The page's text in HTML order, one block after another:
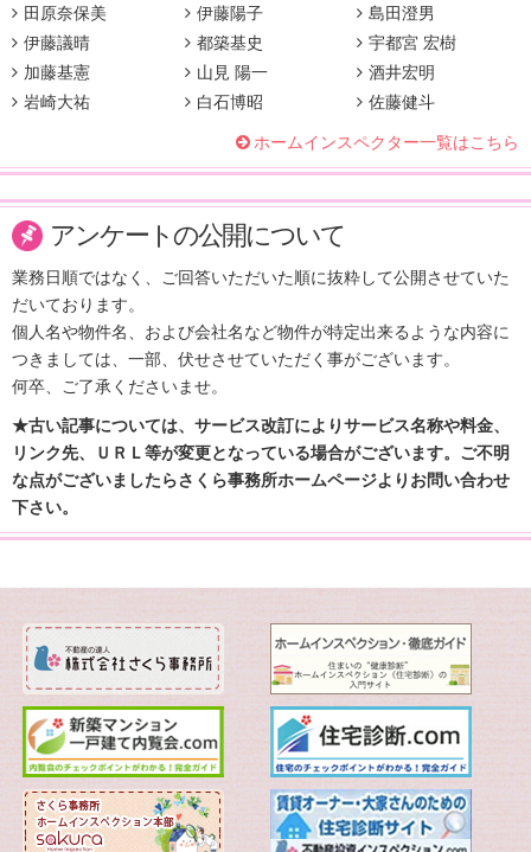
田原奈保美
伊藤陽子
島田澄男
伊藤議晴
都築基史
宇都宮 宏樹
加藤基憲
山見 陽一
酒井宏明
岩崎大祐
白石博昭 佐藤健斗
ホームインスペクター一覧はこちら
アンケートの公開について
業務日順ではなく、ご回答いただいた順に抜粋して公開させていた
だいております。
個人名や物件名、および会社名など物件が特定出来るような内容に
つきましては、一部、伏せさせていただく事がございます。
何卒、ご了承くださいませ。
★古い記事については、サービス改訂によりサービス名称や料金、
リンク先、ＵＲＬ等が変更となっている場合がございます。ご不明
な点がございましたらさくら事務所ホームページよりお問い合わせ
下さい。